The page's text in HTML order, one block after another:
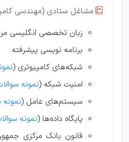

مشاغل ستادی (مهندسی
زبان تخصصی انگلیسی
برنامه نویسی پیشرفته
شبکه‌های کامپیوتری (
امنیت شبکه (نمونه
سیستم‌های عامل (نمونه
پایگاه داده‌ها (نمونه
قانون بانک مرکزی